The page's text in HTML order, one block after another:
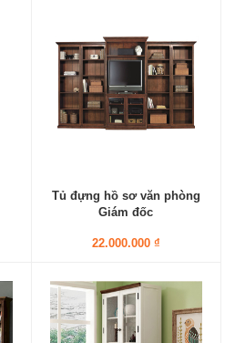
Tủ đựng hồ sơ văn phòng
Giám đốc
22.000.000 ₫